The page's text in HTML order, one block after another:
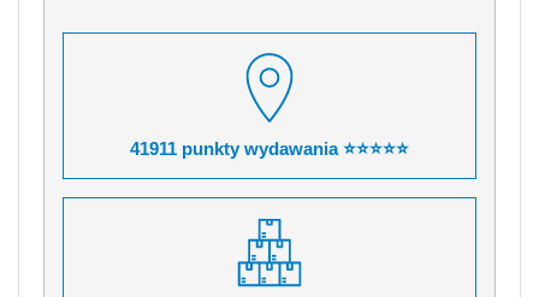
41911 punkty wydawania ⭐⭐⭐⭐⭐